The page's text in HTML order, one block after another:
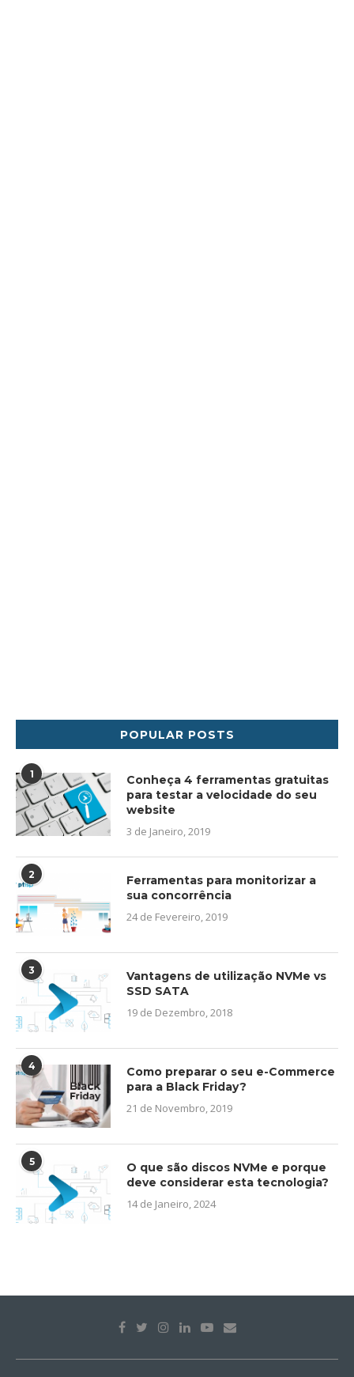
POPULAR POSTS
1
Conheça 4 ferramentas gratuitas
para testar a velocidade do seu
website
3 de Janeiro, 2019
2
Ferramentas para monitorizar a
sua concorrência
24 de Fevereiro, 2019
3
Vantagens de utilização NVMe vs
SSD SATA
19 de Dezembro, 2018
4
Como preparar o seu e-Commerce
para a Black Friday?
21 de Novembro, 2019
5
O que são discos NVMe e porque
deve considerar esta tecnologia?
14 de Janeiro, 2024